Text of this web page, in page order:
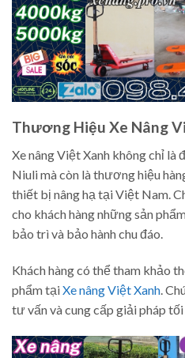
Thương Hiệu Xe Nâng
Xe nâng Việt Xanh không chỉ là
Niuli mà còn là thương hiệu
thiết bị nâng hạ tại Việt Nam.
cho khách hàng những sản
bảo trì và bảo hành chu đáo.
Khách hàng có thể tham khảo
phẩm tạiXe nâng Việt Xanh .
tư vấn và cung cấp giải pháp tối